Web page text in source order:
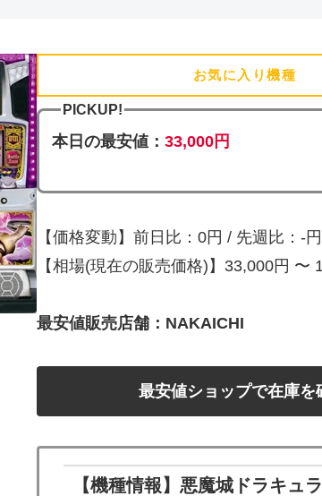
お気に入り機種
PICKUP!
本日の最安値：33,000円
【価格変動】前日比：0円 / 先週比：-円
【相場(現在の販売価格)】33,000円 〜
最安値販売店舗：NAKAICHI
最安値ショップで在庫を
【機種情報】悪魔城ドラキュ